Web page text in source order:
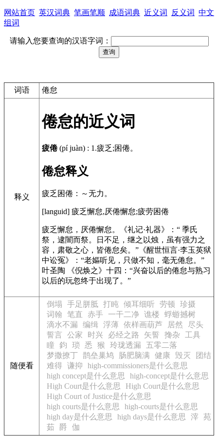
网站首页 英汉词典 笔画笔顺 成语词典 近义词 反义词 中文
组词
请输入您要查询的汉语字词：
词语 倦怠
释义
倦怠的近义词
疲倦 (pí juàn) : 1.疲乏;困倦。
倦怠释义
疲乏困倦：～无力。
[languid] 疲乏懈怠,厌倦懈怠;疲劳困倦
疲乏懈怠，厌倦懈怠。 《礼记·礼器》
：“ 季氏
祭，逮闇而祭。日不足，继之以烛，虽有强力之
容，肃敬之心，皆倦怠矣。” 《醒世恒言·李玉英狱
中讼冤》
：“老嫗听见，只做不知，毫无倦怠。”
叶圣陶
《倪焕之》 十四：“兴奋以后的倦怠与熟习
以后的玩忽终于出现了。”
随便看
倒塌 手足胼胝 打盹 倾耳细听 劳顿
珍摄
词翰
笔直 赤手 一干二净 谯楼
蜉蝣撼树
滴水不漏
编缉 浮薄 依样画葫芦 居然
尽头
誓言
公家 时兴 必经之路 矢誓 搀杂
工具
瞳 鈞 琐 悉 猴 玲珑透漏
五零二落
梦撒撩丁 鹊垒巢鸠 肠肥脑满 健康 毁灭
团结
难得
谦抑
high-commissioners是什么意思
high concept是什么意思
high-concept是什么意思
High Court是什么意思
High Court是什么意思
High Court of Justice是什么意思
high courts是什么意思
high-courts是什么意思
high day是什么意思
high days是什么意思 滓 苑
茹
爵 伽